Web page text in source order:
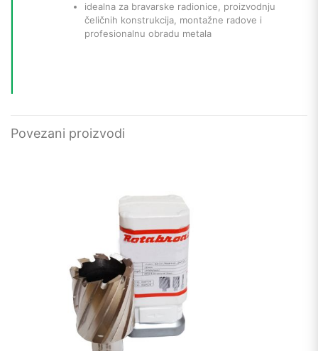
idealna za bravarske radionice, proizvodnju
čeličnih konstrukcija, montažne radove i
profesionalnu obradu metala
Povezani proizvodi